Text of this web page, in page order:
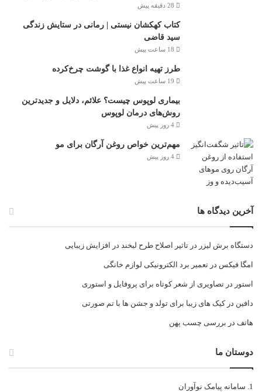
28 دقیقه پیش
کتاب کهکشان نیستی | رمانی در ستایش زندگی
سید قاضی
18 ساعت پیش
طرز تهیه انواع غذا با گوشت چرخ‌کرده
19 ساعت پیش
بیماری لوپوس چیست؟ علائم، دلایل و جدیدترین
روش‌های درمان لوپوس
4 روز پیش
مهم‌ترین خواص روغن آرگان برای مو
4 روز پیش
آخرین دیدگاه ها
دستگاه برش لیزر در تاثیر اصلاح طرح لبخند در افزایش زیبایی
امگا فیکس در تعمیر برد الکترونیکی لوازم خانگی
استور در تصاویری از شعر کوتاه برای پروفایل و استوری
دافین درکیک های زیبا برای تولد و جشن ها با تم صورتی
هاتف در بررسی چسب پهن
دوستان ما
سامانه پیامک نوآوران